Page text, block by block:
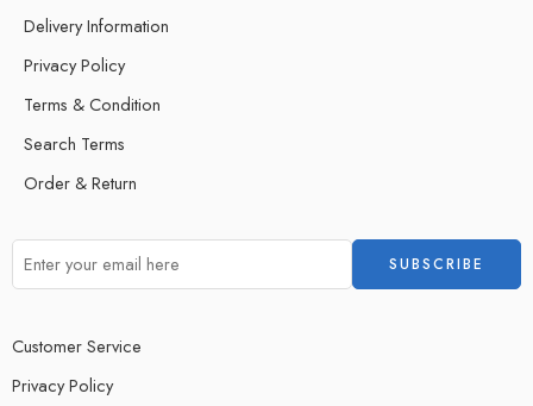
Delivery Information
Privacy Policy
Terms & Condition
Search Terms
Order & Return
Customer Service
Privacy Policy